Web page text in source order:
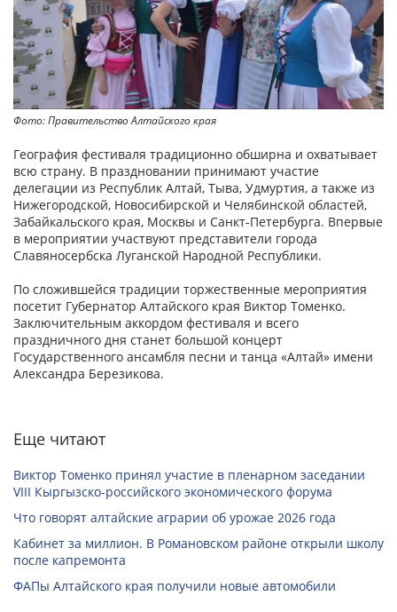
Фото: Правительство Алтайского края
География фестиваля традиционно обширна и охватывает
всю страну. В праздновании принимают участие
делегации из Республик Алтай, Тыва, Удмуртия, а также из
Нижегородской, Новосибирской и Челябинской областей,
Забайкальского края, Москвы и Санкт-Петербурга. Впервые
в мероприятии участвуют представители города
Славяносербска Луганской Народной Республики.
По сложившейся традиции торжественные мероприятия
посетит Губернатор Алтайского края Виктор Томенко.
Заключительным аккордом фестиваля и всего
праздничного дня станет большой концерт
Государственного ансамбля песни и танца «Алтай» имени
Александра Березикова.
Еще читают
Виктор Томенко принял участие в пленарном заседании
VIII Кыргызско-российского экономического форума
Что говорят алтайские аграрии об урожае 2026 года
Кабинет за миллион. В Романовском районе открыли школу
после капремонта
ФАПы Алтайского края получили новые автомобили